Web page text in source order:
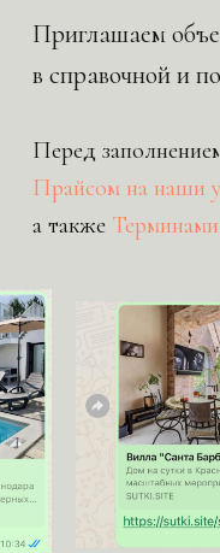
Приглашаем
в справочной и
Перед
Прайсом на наши
а также Терминами